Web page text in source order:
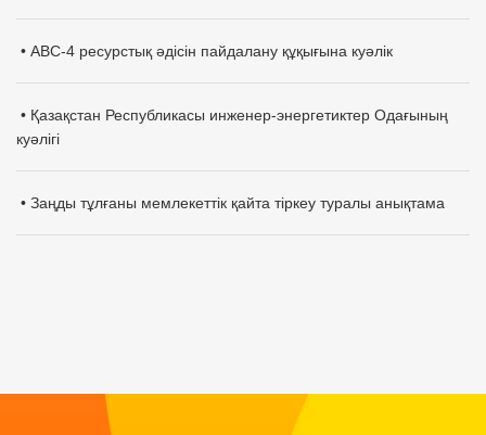
• АВС-4 ресурстық әдісін пайдалану құқығына куәлік
• Қазақстан Республикасы инженер-энергетиктер Одағының
куәлігі
• Заңды тұлғаны мемлекеттік қайта тіркеу туралы анықтама